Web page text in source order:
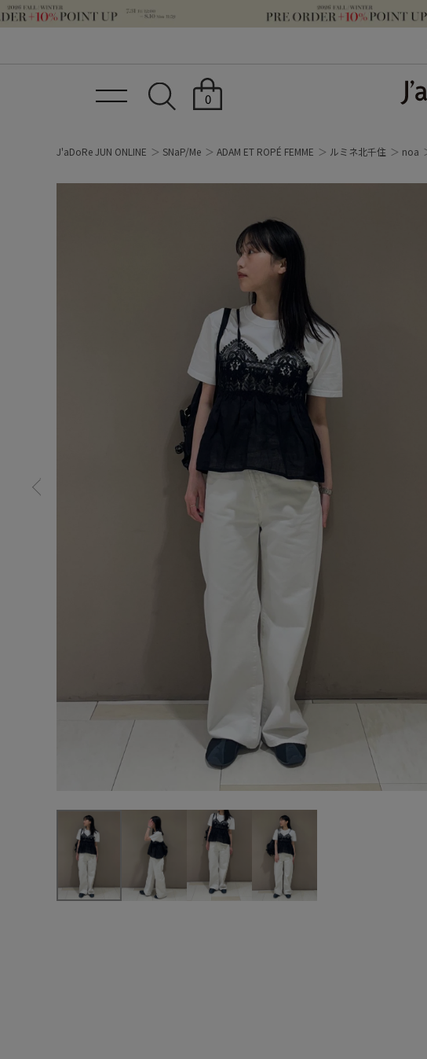
0
J'aDoRe JUN ONLINE SNaP/Me ADAM ET ROPÉ FEMME ルミネ北千住 noa